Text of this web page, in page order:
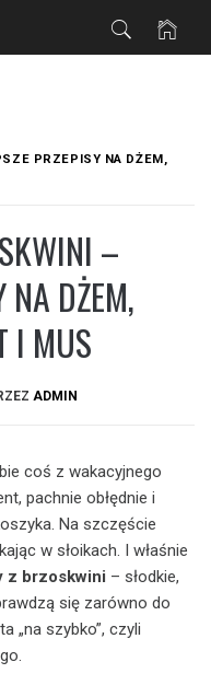
PRZEPISY NA DŻEM,
–
NA DŻEM,
I MUS
ADMIN
coś z wakacyjnego
pachnie obłędnie i
Na szczęście
w słoikach. I właśnie
z brzoskwini – słodkie,
się zarówno do
„na szybko”, czyli